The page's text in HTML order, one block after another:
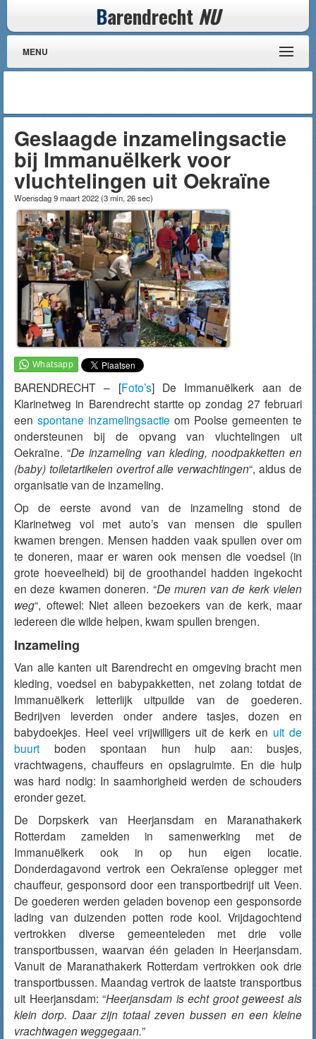
Barendrecht NU
MENU
Geslaagde inzamelingsactie
bij Immanuëlkerk voor
vluchtelingen uit Oekraïne
Woensdag 9 maart 2022(3 min, 26 sec)
BARENDRECHT – [Foto’s] De Immanuëlkerk aan de
Klarinetweg in Barendrecht startte op zondag 27 februari
een spontane inzamelingsactie om Poolse gemeenten te
ondersteunen bij de opvang van vluchtelingen uit
Oekraïne. “De inzameling van kleding, noodpakketten en
(baby) toiletartikelen overtrof alle verwachtingen“, aldus de
organisatie van de inzameling.
Op de eerste avond van de inzameling stond de
Klarinetweg vol met auto’s van mensen die spullen
kwamen brengen. Mensen hadden vaak spullen over om
te doneren, maar er waren ook mensen die voedsel (in
grote hoeveelheid) bij de groothandel hadden ingekocht
en deze kwamen doneren. “De muren van de kerk vielen
weg“, oftewel: Niet alleen bezoekers van de kerk, maar
iedereen die wilde helpen, kwam spullen brengen.
Inzameling
Van alle kanten uit Barendrecht en omgeving bracht men
kleding, voedsel en babypakketten, net zolang totdat de
Immanuëlkerk letterlijk uitpuilde van de goederen.
Bedrijven leverden onder andere tasjes, dozen en
babydoekjes. Heel veel vrijwilligers uit de kerk en uit de
buurt boden spontaan hun hulp aan: busjes,
vrachtwagens, chauffeurs en opslagruimte. En die hulp
was hard nodig: In saamhorigheid werden de schouders
eronder gezet.
De Dorpskerk van Heerjansdam en Maranathakerk
Rotterdam zamelden in samenwerking met de
Immanuëlkerk ook in op hun eigen locatie.
Donderdagavond vertrok een Oekraïense oplegger met
chauffeur, gesponsord door een transportbedrijf uit Veen.
De goederen werden geladen bovenop een gesponsorde
lading van duizenden potten rode kool. Vrijdagochtend
vertrokken diverse gemeenteleden met drie volle
transportbussen, waarvan één geladen in Heerjansdam.
Vanuit de Maranathakerk Rotterdam vertrokken ook drie
transportbussen. Maandag vertrok de laatste transportbus
uit Heerjansdam: “Heerjansdam is echt groot geweest als
klein dorp. Daar zijn totaal zeven bussen en een kleine
vrachtwagen weggegaan.”